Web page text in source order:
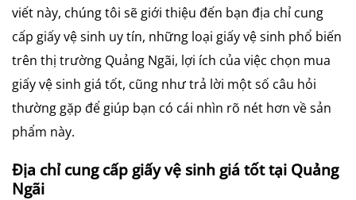
viết này, chúng tôi sẽ giới thiệu đến bạn địa chỉ cung
cấp giấy vệ sinh uy tín, những loại giấy vệ sinh phổ biến
trên thị trường Quảng Ngãi, lợi ích của việc chọn mua
giấy vệ sinh giá tốt, cũng như trả lời một số câu hỏi
thường gặp để giúp bạn có cái nhìn rõ nét hơn về sản
phẩm này.
Địa chỉ cung cấp giấy vệ sinh giá tốt tại Quảng
Ngãi